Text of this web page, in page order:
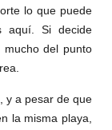
lo que puede
aquí. Si decide
del punto
y a pesar de que
la misma playa,